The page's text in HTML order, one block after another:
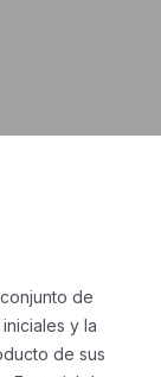
de
y la
de sus